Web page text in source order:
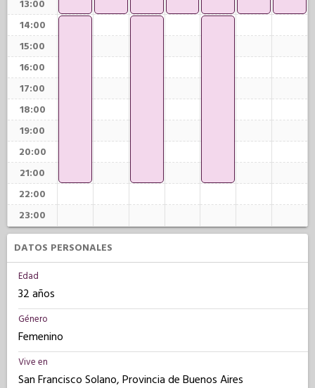
13:00
14:00
15:00
16:00
17:00
18:00
19:00
20:00
21:00
22:00
23:00
DATOS PERSONALES
Edad
32 años
Género
Femenino
Vive en
San Francisco Solano, Provincia de Buenos Aires